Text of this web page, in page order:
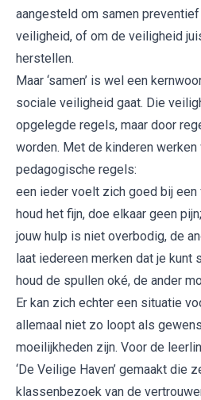
aangesteld om samen
veiligheid, of om de veiligheid
herstellen.
Maar ‘samen’ is wel een
sociale veiligheid gaat. Die
opgelegde regels, maar door
worden. Met de kinderen
pedagogische regels:
een ieder voelt zich goed bij
houd het fijn, doe elkaar geen pijn;
jouw hulp is niet overbodig, de
laat iedereen merken dat je kunt
houd de spullen oké, de ander
Er kan zich echter een situatie
allemaal niet zo loopt als
moeilijkheden zijn. Voor de
‘De Veilige Haven’ gemaakt die
klassenbezoek van de